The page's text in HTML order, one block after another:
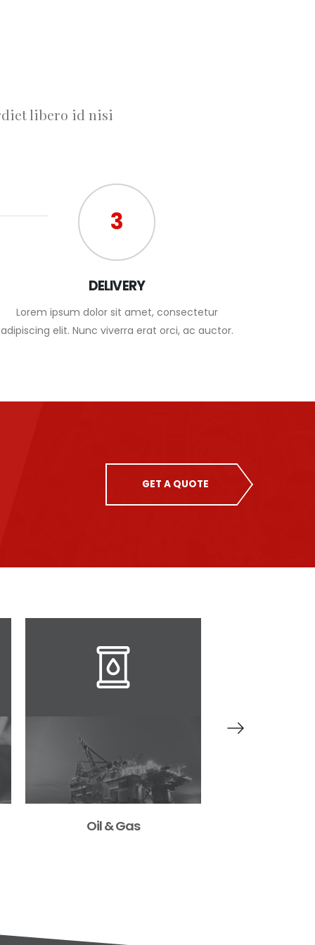
libero id nisi
3
DELIVERY
Lorem ipsum dolor sit amet, consectetur
adipiscing elit. Nunc viverra erat orci, ac auctor.
GET A QUOTE
Oil & Gas